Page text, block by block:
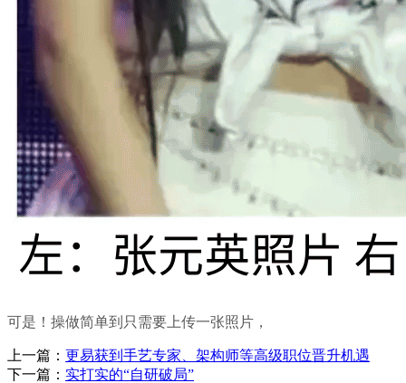
可是！操做简单到只需要上传一张照片，
上一篇： 更易获到手艺专家、架构师等高级职位晋升机遇
下一篇： 实打实的“自研破局”